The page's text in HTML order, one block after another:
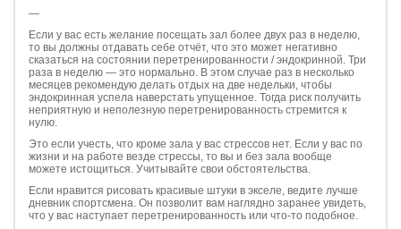
—
Если у вас есть желание посещать зал более двух раз в неделю,
то вы должны отдавать себе отчёт, что это может негативно
сказаться на состоянии перетренированности / эндокринной. Три
раза в неделю — это нормально. В этом случае раз в несколько
месяцев рекомендую делать отдых на две недельки, чтобы
эндокринная успела наверстать упущенное. Тогда риск получить
неприятную и неполезную перетренированность стремится к
нулю.
Это если учесть, что кроме зала у вас стрессов нет. Если у вас по
жизни и на работе везде стрессы, то вы и без зала вообще
можете истощиться. Учитывайте свои обстоятельства.
Если нравится рисовать красивые штуки в экселе, ведите лучше
дневник спортсмена. Он позволит вам наглядно заранее увидеть,
что у вас наступает перетренированность или что-то подобное.